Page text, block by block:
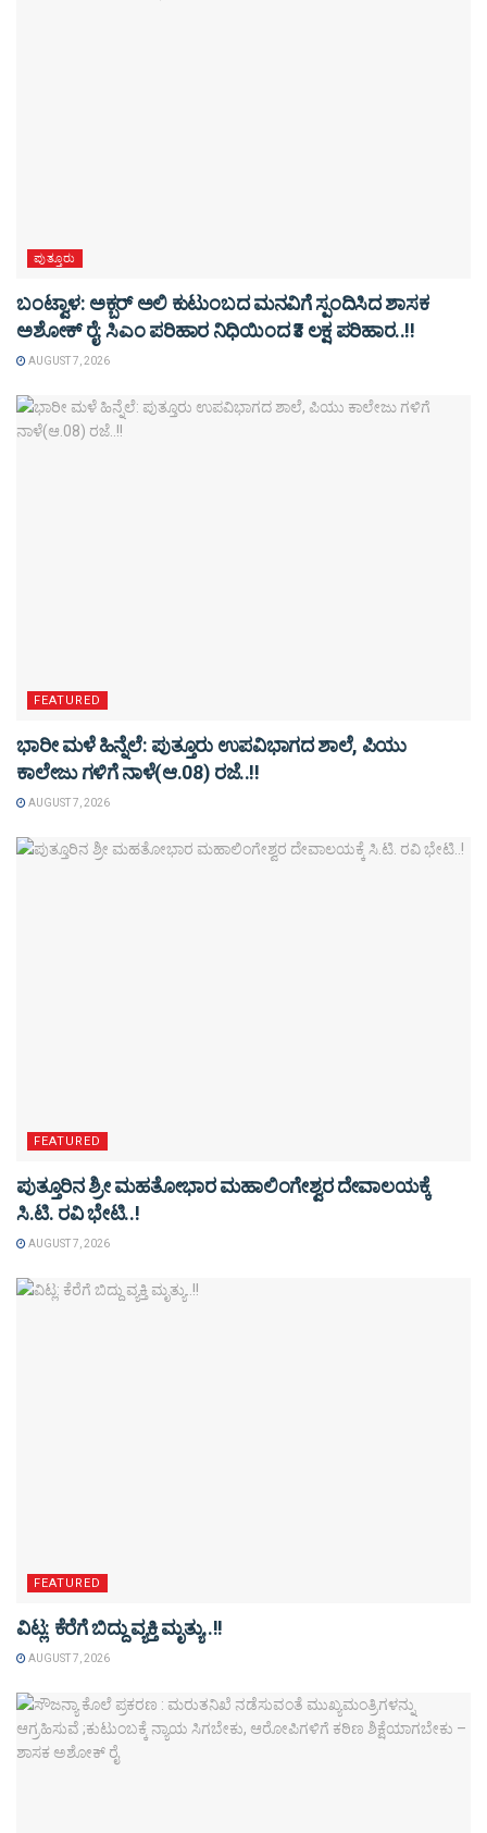
ಪುತ್ತೂರು
ಬಂಟ್ವಾಳ: ಅಕ್ಬರ್ ಅಲಿ ಕುಟುಂಬದ ಮನವಿಗೆ ಸ್ಪಂದಿಸಿದ ಶಾಸಕ
ಅಶೋಕ್ ರೈ: ಸಿಎಂ ಪರಿಹಾರ ನಿಧಿಯಿಂದ ₹3 ಲಕ್ಷ ಪರಿಹಾರ..!!
AUGUST 7, 2026
FEATURED
ಭಾರೀ ಮಳೆ ಹಿನ್ನೆಲೆ: ಪುತ್ತೂರು ಉಪವಿಭಾಗದ ಶಾಲೆ, ಪಿಯು
ಕಾಲೇಜು ಗಳಿಗೆ ನಾಳೆ(ಆ.08) ರಜೆ..!!
AUGUST 7, 2026
FEATURED
ಪುತ್ತೂರಿನ ಶ್ರೀ ಮಹತೋಭಾರ ಮಹಾಲಿಂಗೇಶ್ವರ ದೇವಾಲಯಕ್ಕೆ
ಸಿ.ಟಿ. ರವಿ ಭೇಟಿ..!
AUGUST 7, 2026
FEATURED
ವಿಟ್ಲ: ಕೆರೆಗೆ ಬಿದ್ದು ವ್ಯಕ್ತಿ ಮೃತ್ಯು..!!
AUGUST 7, 2026